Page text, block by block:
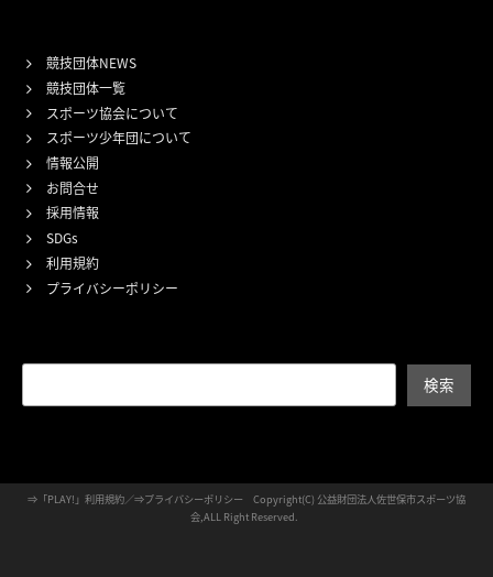
競技団体NEWS
競技団体一覧
スポーツ協会について
スポーツ少年団について
情報公開
お問合せ
採用情報
SDGs
利用規約
プライバシーポリシー
検索
⇒ 「PLAY!」利用規約／⇒プライバシーポリシー Copyright(C) 公益財団法人佐世保市スポーツ協
会,ALL Right Reserved.